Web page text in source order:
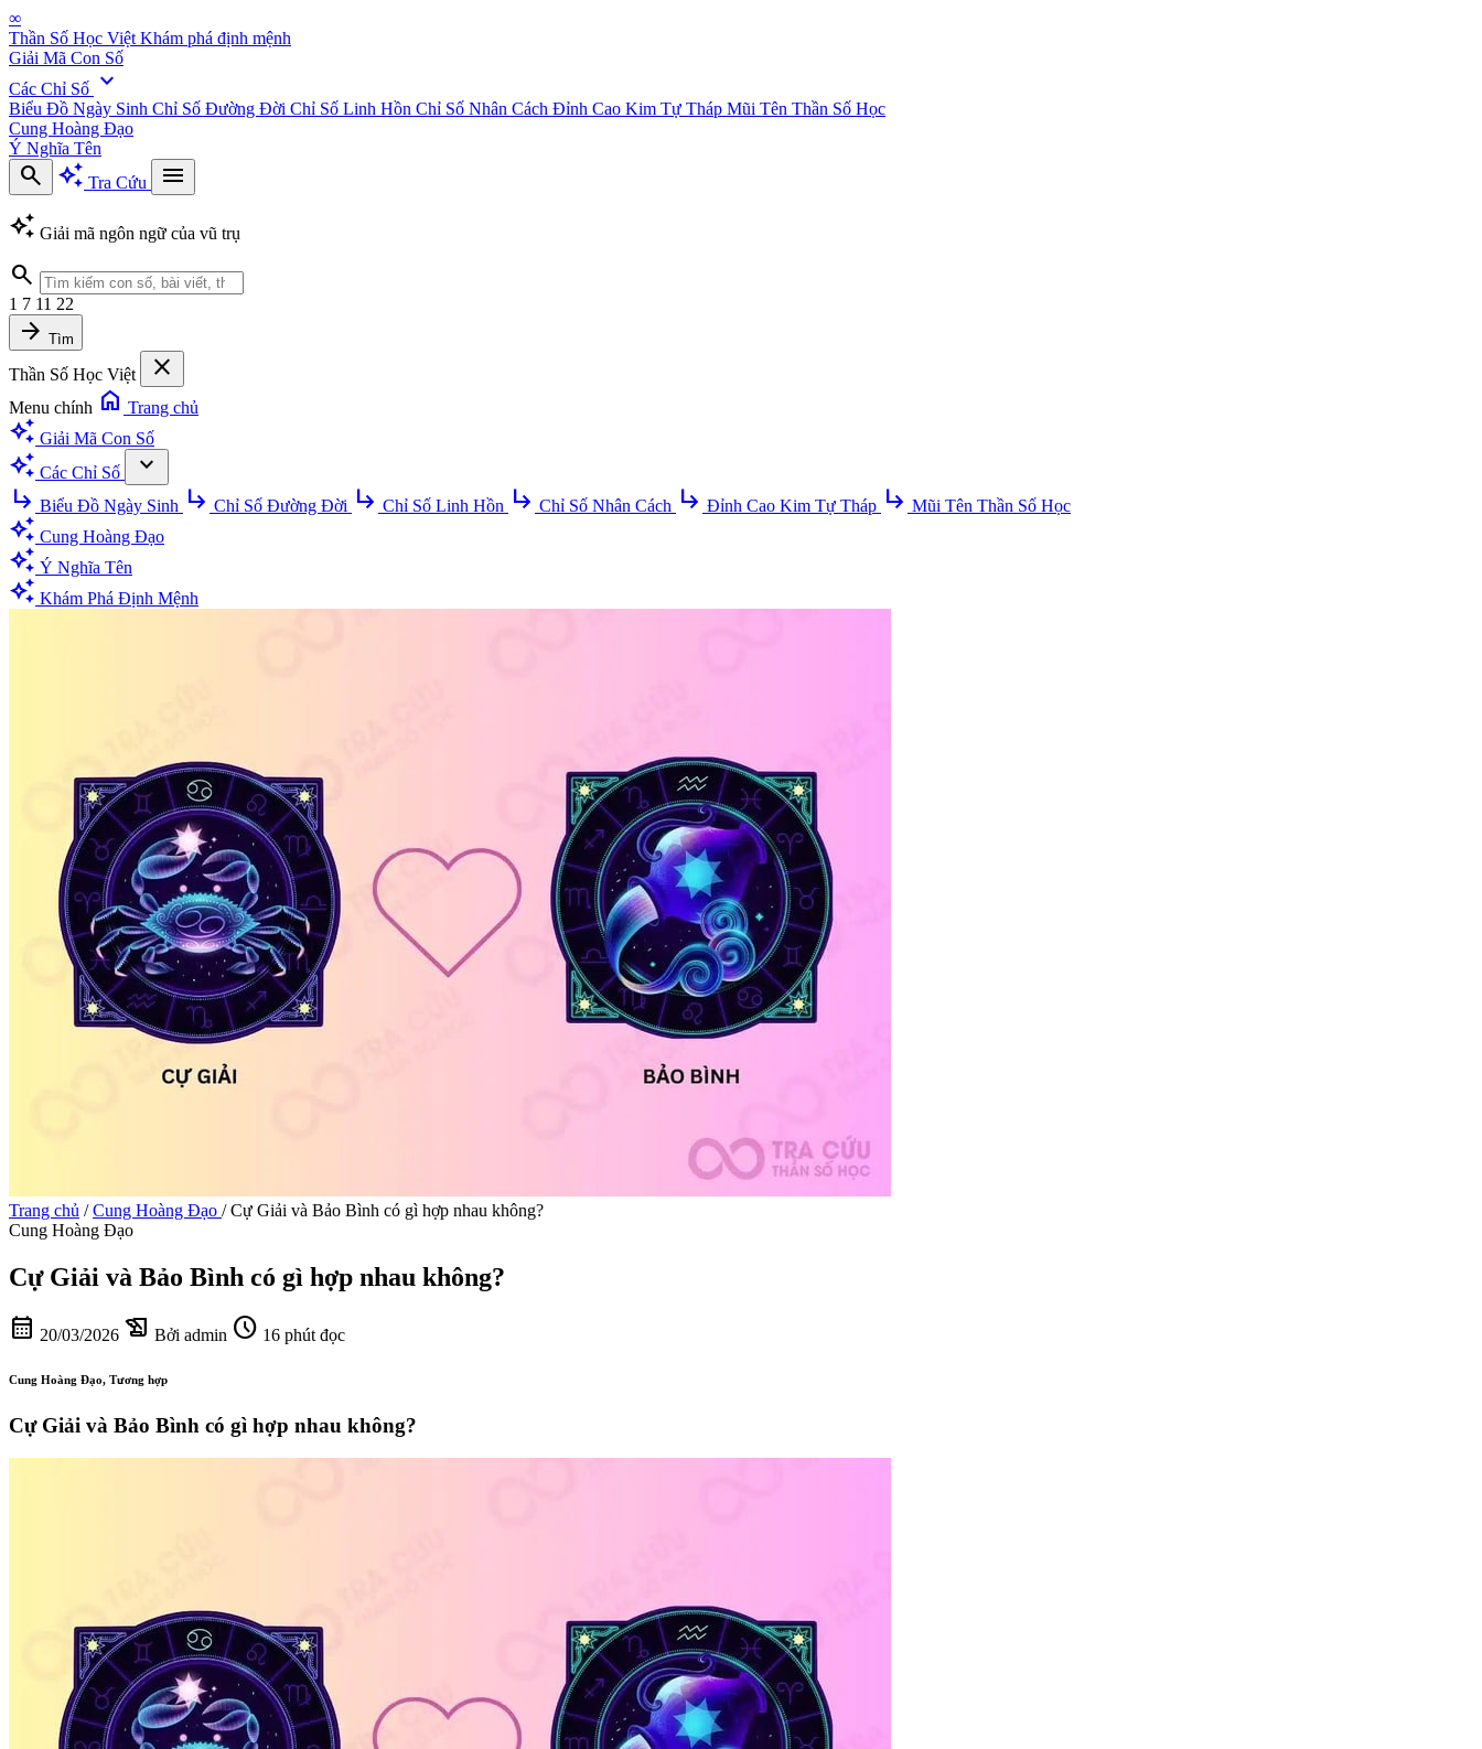
∞
Thần Số Học Việt Khám phá định mệnh
Giải Mã Con Số
Các Chỉ Số expand_more
Biểu Đồ Ngày Sinh Chỉ Số Đường Đời Chỉ Số Linh Hồn Chỉ Số Nhân Cách Đỉnh Cao Kim Tự Tháp Mũi Tên Thần Số Học
Cung Hoàng Đạo
Ý Nghĩa Tên
search auto_awesome Tra Cứu
menu
auto_awesome Giải mã ngôn ngữ của vũ trụ
search
1 7 11 22
arrow_forward Tìm
Thần Số Học Việt close
Menu chính home Trang chủ
auto_awesome Giải Mã Con Số
auto_awesome Các Chỉ Số
expand_more
subdirectory_arrow_right Biểu Đồ Ngày Sinh subdirectory_arrow_right Chỉ Số Đường Đời subdirectory_arrow_right Chỉ Số Linh Hồn subdirectory_arrow_right Chỉ Số Nhân Cách subdirectory_arrow_right Đỉnh Cao Kim Tự Tháp subdirectory_arrow_right Mũi Tên Thần Số Học
auto_awesome Cung Hoàng Đạo
auto_awesome Ý Nghĩa Tên
auto_awesome Khám Phá Định Mệnh
Trang chủ / Cung Hoàng Đạo / Cự Giải và Bảo Bình có gì hợp nhau không?
Cung Hoàng Đạo
Cự Giải và Bảo Bình có gì hợp nhau không?
calendar_month 20/03/2026 history_edu Bởi admin schedule 16 phút đọc
Cung Hoàng Đạo, Tương hợp
Cự Giải và Bảo Bình có gì hợp nhau không?